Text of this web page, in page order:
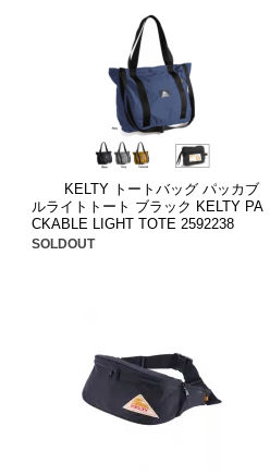
KELTY トートバッグ パッカブ
ルライトトート ブラック KELTY PA
CKABLE LIGHT TOTE 2592238
SOLDOUT